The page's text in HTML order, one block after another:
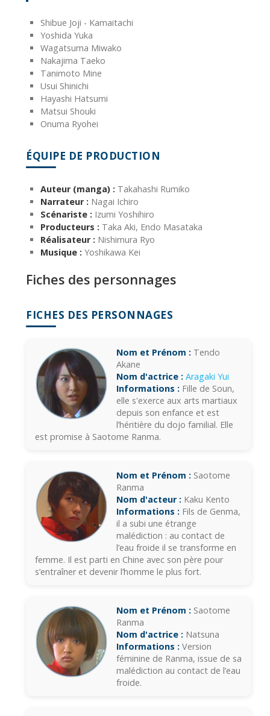
Shibue Joji - Kamaitachi
Yoshida Yuka
Wagatsuma Miwako
Nakajima Taeko
Tanimoto Mine
Usui Shinichi
Hayashi Hatsumi
Matsui Shouki
Onuma Ryohei
ÉQUIPE DE PRODUCTION
Auteur (manga) : Takahashi Rumiko
Narrateur : Nagai Ichiro
Scénariste : Izumi Yoshihiro
Producteurs : Taka Aki, Endo Masataka
Réalisateur : Nishimura Ryo
Musique : Yoshikawa Kei
Fiches des personnages
FICHES DES PERSONNAGES
Nom et Prénom : Tendo
Akane
Nom d'actrice : Aragaki Yui
Informations : Fille de Soun,
elle s'exerce aux arts martiaux
depuis son enfance et est
l’héritière du dojo familial. Elle
est promise à Saotome Ranma.
Nom et Prénom : Saotome
Ranma
Nom d'acteur : Kaku Kento
Informations : Fils de Genma,
il a subi une étrange
malédiction : au contact de
l’eau froide il se transforme en
femme. Il est parti en Chine avec son père pour
s’entraîner et devenir l’homme le plus fort.
Nom et Prénom : Saotome
Ranma
Nom d'actrice : Natsuna
Informations : Version
féminine de Ranma, issue de sa
malédiction au contact de l’eau
froide.